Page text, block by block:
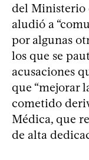
del Ministerio
aludió a
por algunas
los que se
acusaciones
que “mejorar
cometido
Médica, que
de alta